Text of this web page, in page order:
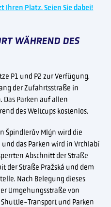
Ihren Platz. Seien Sie dabei!
WÄHREND DES
P1 und P2 zur Verfügung.
der Zufahrtsstraße in
Das Parken auf allen
des Weltcups kostenlos.
Špindlerův Mlýn wird die
das Parken wird in Vrchlabí
Abschnitt der Straße
der Straße Pražská und dem
Nach Belegung dieses
Umgehungsstraße von
Transport und Parken